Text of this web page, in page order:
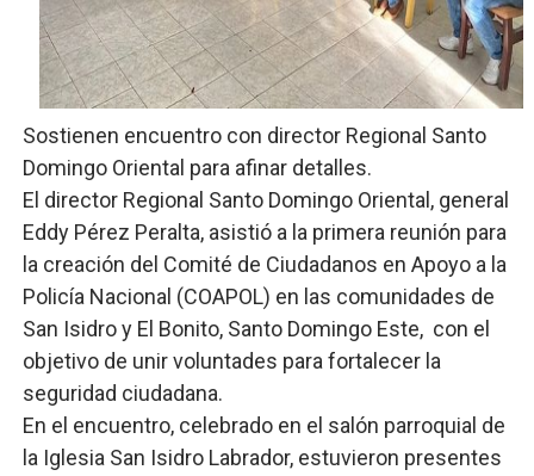
Comedores Comunitarios de DASAC garantizan
UNTC inicia ofensiva para recuperar fuerza gremial
PRM escogerá este domingo su nueva cúpula
Candidato a presidente del Colegio de Notarios hace
Digecac realizará Primer Festival de Plantas 2026
Sostienen encuentro con director Regional Santo
Domingo Oriental para afinar detalles.
El director Regional Santo Domingo Oriental, general
Eddy Pérez Peralta, asistió a la primera reunión para
la creación del Comité de Ciudadanos en Apoyo a la
Policía Nacional (COAPOL) en las comunidades de
San Isidro y El Bonito, Santo Domingo Este, con el
objetivo de unir voluntades para fortalecer la
seguridad ciudadana.
En el encuentro, celebrado en el salón parroquial de
la Iglesia San Isidro Labrador, estuvieron presentes